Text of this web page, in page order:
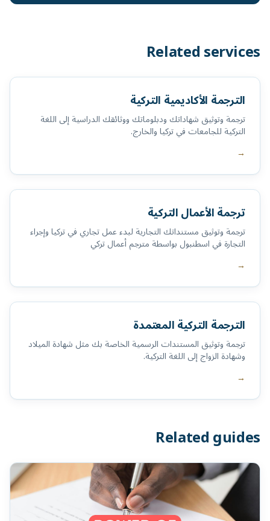
Related services
الترجمة الأكاديمية التركية
ترجمة وتوثيق شهاداتك ودبلوماتك ووثائقك الدراسية إلى اللغة
التركية للجامعات في تركيا والخارج.
→
ترجمة الأعمال التركية
ترجمة وتوثيق مستنداتك التجارية لبدء عمل تجاري في تركيا وإجراء
التجارة في اسطنبول بواسطة مترجم أعمال تركي
→
الترجمة التركية المعتمدة
ترجمة وتوثيق المستندات الرسمية الخاصة بك مثل شهادة الميلاد
وشهادة الزواج إلى اللغة التركية.
→
Related guides